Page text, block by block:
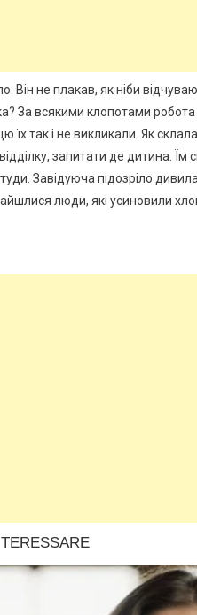
Він не плакав, як ніби
За всякими клопотами
їх так і не викликали. Як
запитати де дитина.
Завідуюча підозріло
люди, які усиновили